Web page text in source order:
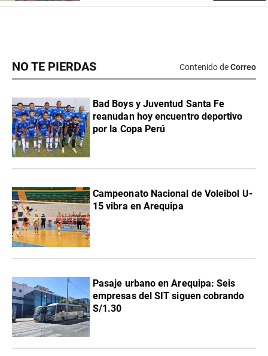
NO TE PIERDAS Contenido deCorreo
Bad Boys y Juventud Santa Fe
reanudan hoy encuentro deportivo
por la Copa Perú
Campeonato Nacional de Voleibol U-
15 vibra en Arequipa
Pasaje urbano en Arequipa: Seis
empresas del SIT siguen cobrando
S/1.30